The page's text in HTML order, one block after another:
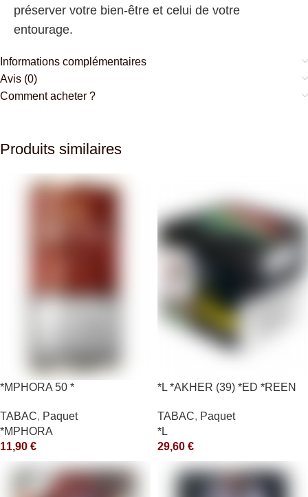
préserver votre bien-être et celui de votre
entourage.
Informations complémentaires
Avis (0)
Comment acheter ?
Produits similaires
*MPHORA 50 *
TABAC, Paquet
*MPHORA
11,90 €
*L *AKHER (39) *ED *REEN
TABAC, Paquet
*L
29,60 €